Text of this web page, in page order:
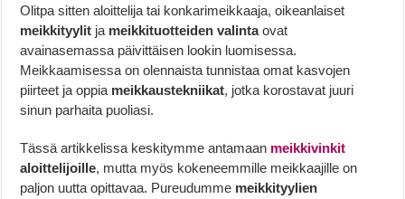
Olitpa sitten aloittelija tai konkarimeikkaaja, oikeanlaiset
meikkityylit ja meikkituotteiden valintaovat
avainasemassa päivittäisen lookin luomisessa.
Meikkaamisessa on olennaista tunnistaa omat kasvojen
piirteet ja oppia meikkaustekniikat, jotka korostavat juuri
sinun parhaita puoliasi.
Tässä artikkelissa keskitymme antamaan meikkivinkit
aloittelijoille, mutta myös kokeneemmille meikkaajille on
paljon uutta opittavaa. Pureudumme meikkityylien